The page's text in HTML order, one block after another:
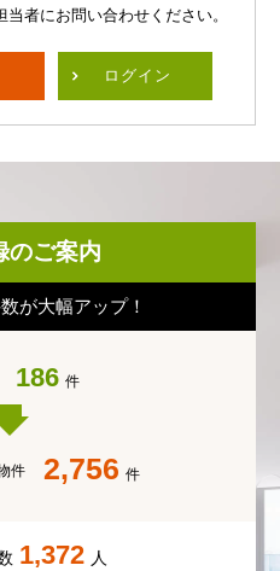
者にお問い合わせください。
ログイン
のご案内
が大幅アップ！
186 件
件 2,756 件
1,372 人